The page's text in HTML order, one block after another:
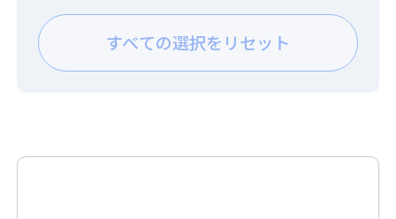
目的・課題
で探す
業種で
探す
ソリューションで探す
すべての選択をリセット